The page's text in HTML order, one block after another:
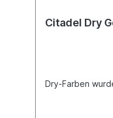
Citadel Dry
Dry-Farben